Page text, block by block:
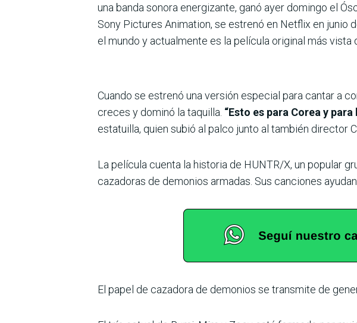
una banda sonora energizante, ganó ayer domingo el
Sony Pictures Animation, se estrenó en Netflix en junio
el mundo y actualmente es la película original más vista
Cuando se estrenó una versión especial para cantar a
creces y dominó la taquilla. “Esto es para Corea y
estatuilla, quien subió al palco junto al también director
La película cuenta la historia de HUNTR/X, un popular
cazadoras de demonios armadas. Sus canciones
El papel de cazadora de demonios se transmite de